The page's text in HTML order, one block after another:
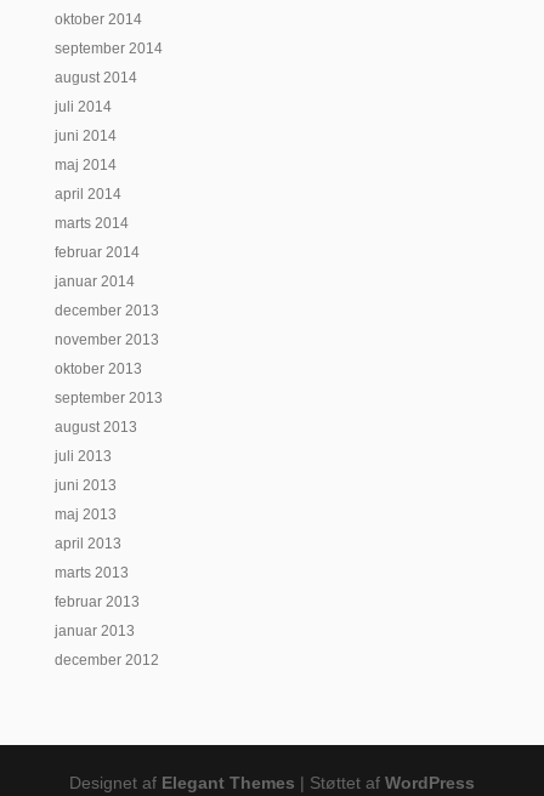
oktober 2014
september 2014
august 2014
juli 2014
juni 2014
maj 2014
april 2014
marts 2014
februar 2014
januar 2014
december 2013
november 2013
oktober 2013
september 2013
august 2013
juli 2013
juni 2013
maj 2013
april 2013
marts 2013
februar 2013
januar 2013
december 2012
Designet af Elegant Themes | Støttet af WordPress